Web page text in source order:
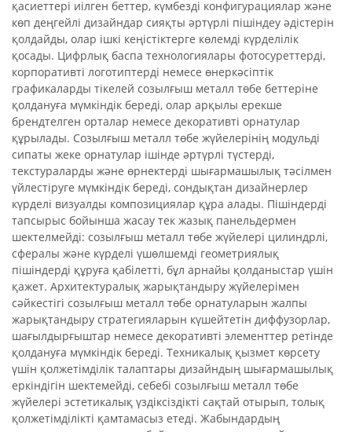
қасиеттері иілген беттер, күмбезді конфигурациялар және
көп деңгейлі дизайндар сияқты әртүрлі пішіндеу әдістерін
қолдайды, олар ішкі кеңістіктерге көлемді күрделілік
қосады. Цифрлық баспа технологиялары фотосуреттерді,
корпоративті логотиптерді немесе өнеркәсіптік
графикаларды тікелей созылғыш металл төбе беттеріне
қолдануға мүмкіндік береді, олар арқылы ерекше
брендтелген орталар немесе декоративті орнатулар
құрылады. Созылғыш металл төбе жүйелерінің модульді
сипаты жеке орнатулар ішінде әртүрлі түстерді,
текстураларды және өрнектерді шығармашылық тәсілмен
үйлестіруге мүмкіндік береді, сондықтан дизайнерлер
күрделі визуалды композициялар құра алады. Пішіндерді
тапсырыс бойынша жасау тек жазық панельдермен
шектелмейді: созылғыш металл төбе жүйелері цилиндрлі,
сфералы және күрделі үшөлшемді геометриялық
пішіндерді құруға қабілетті, бұл арнайы қолданыстар үшін
қажет. Архитектуралық жарықтандыру жүйелерімен
сәйкестігі созылғыш металл төбе орнатуларын жалпы
жарықтандыру стратегияларын күшейтетін диффузорлар,
шағылдырғыштар немесе декоративті элементтер ретінде
қолдануға мүмкіндік береді. Техникалық қызмет көрсету
үшін қолжетімділік талаптары дизайндың шығармашылық
еркіндігін шектемейді, себебі созылғыш металл төбе
жүйелері эстетикалық үздіксіздікті сақтай отырып, толық
қолжетімділікті қамтамасыз етеді. Жабындардың